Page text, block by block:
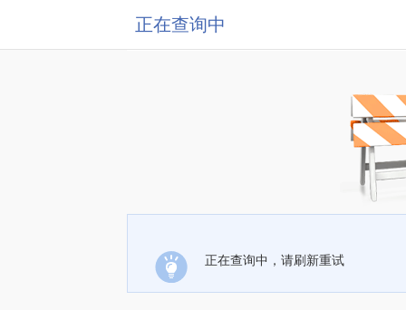
正在查询中
正在查询中，请刷新重试